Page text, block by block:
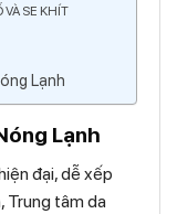
VÀ SE KHÍT
Lạnh
Lạnh
đại, dễ xếp
Trung tâm da